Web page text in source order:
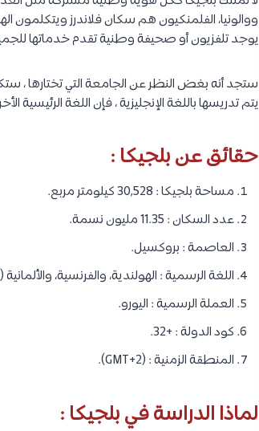
ووالونيا، الفلمنكيون هم سكان فلاندرز ويتكلمون
يوجد تلفزيون أو صحيفة وطنية تقدم خدماتها
ستجد أنه بغض النظر عن الجامعة التي تختارها ،
يتم تدريسها باللغة الإنجليزية ، فإن اللغة الرئيسية
حقائق عن بلجيكا :
مساحة بلجيكا : 30,528 كيلومتر مربع.
عدد السكان : 11.35 مليون نسمة.
العاصمة : بروكسيل.
اللغة الرسمية : الهولندية، والفرنسية، والألمانية
العملة الرسمية : اليورو.
كود الدولة : +32.
المنطقة الزمنية : (GMT+2).
لماذا الدراسة في بلجيكا :